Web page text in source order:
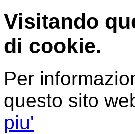
Visitando
di cookie.
Per
questo sito
piu'